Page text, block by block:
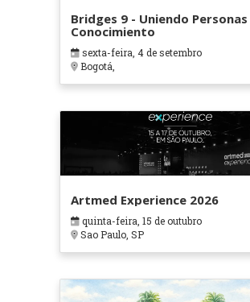
Bridges 9 - Uniendo Personas
Conocimiento
sexta-feira, 4 de setembro
Bogotá,
Artmed Experience 2026
quinta-feira, 15 de outubro
Sao Paulo, SP